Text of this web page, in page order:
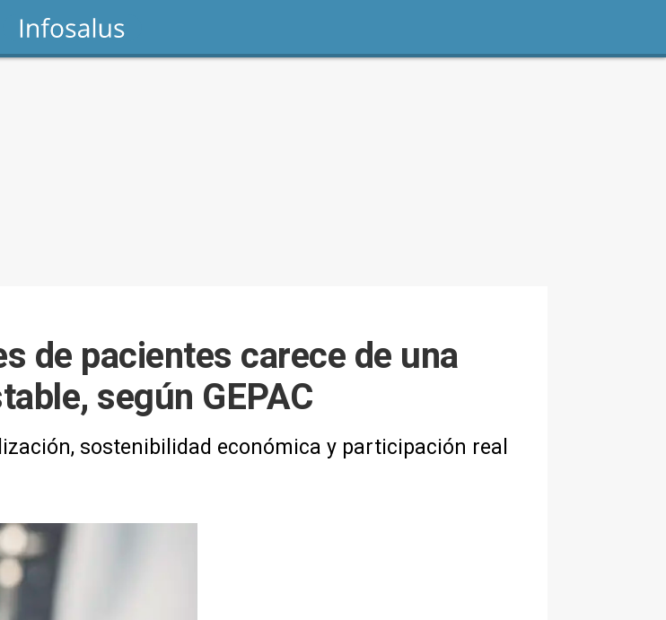
de pacientes carece de una
según GEPAC
sostenibilidad económica y participación real